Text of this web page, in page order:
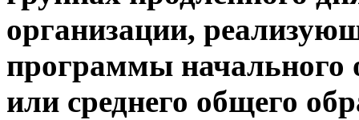
организации,
программы начального
или среднего общего